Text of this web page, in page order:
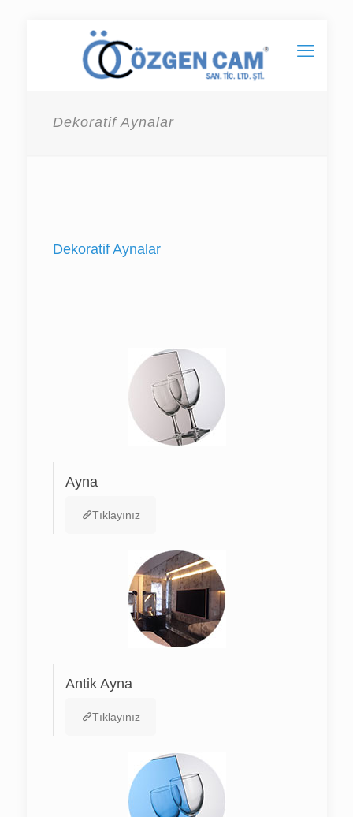
Dekoratif Aynalar
Dekoratif Aynalar
Ayna
Tıklayınız
Antik Ayna
Tıklayınız